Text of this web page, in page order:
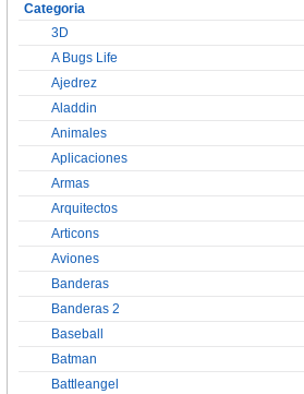
Categoria
3D
A Bugs Life
Ajedrez
Aladdin
Animales
Aplicaciones
Armas
Arquitectos
Articons
Aviones
Banderas
Banderas 2
Baseball
Batman
Battleangel